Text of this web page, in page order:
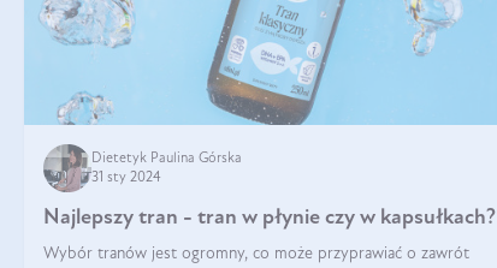
Dietetyk Paulina Górska
31 sty 2024
Najlepszy tran - tran w płynie czy w kapsułkach?
Wybór tranów jest ogromny, co może przyprawiać o zawrót